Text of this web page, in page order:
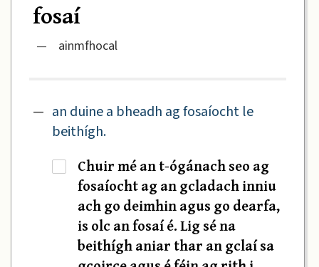
fosaí
— ainmfhocal
— an duine a bheadh ag fosaíocht le
beithígh.
Chuir mé an t-ógánach seo ag
fosaíocht ag an gcladach inniu
ach go deimhin agus go dearfa,
is olc an fosaí é. Lig sé na
beithígh aniar thar an gclaí sa